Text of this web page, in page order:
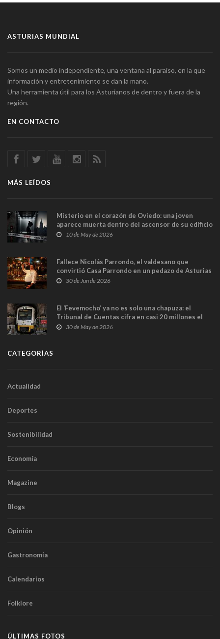
ASTURIAS MUNDIAL
Somos un medio independiente, una ventana al paraíso, en la que
información y entretenimiento se dan la mano.
Una herramienta útil para los Asturianos de dentro y fuera de la
región.
EN CONTACTO
MÁS LEÍDOS
Misterio en el corazón de Oviedo: una joven
aparece muerta dentro del ascensor de su edificio
y las cámaras captan sus últimos minutos
10 de May de 2026
Fallece Nicolás Parrondo, el valdesano que
convirtió Casa Parrondo en un pedazo de Asturias
en Madrid
30 de Jun de 2026
El ‘Fevemocho’ ya no es solo una chapuza: el
Tribunal de Cuentas cifra en casi 20 millones el
sobrecoste de los trenes que no cabían por los
30 de May de 2026
CATEGORÍAS
Actualidad
Deportes
Sostenibilidad
Economía
Magazine
Blogs
Opinión
Gastronomía
Calendarios
Folklore
ÚLTIMAS FOTOS